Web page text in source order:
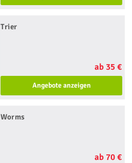
Trier
ab 35 €
Angebote anzeigen
Worms
ab 70 €